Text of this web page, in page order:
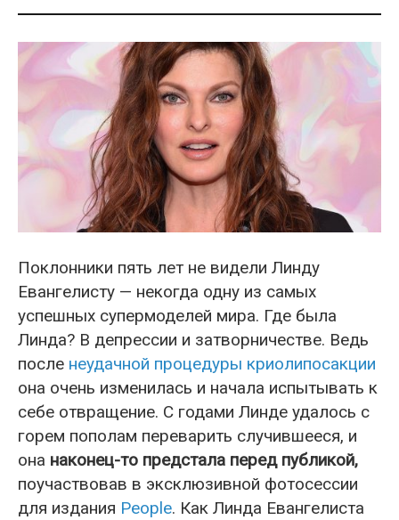
Поклонники пять лет не видели Линду
Евангелисту — некогда одну из самых
успешных супермоделей мира. Где была
Линда? В депрессии и затворничестве. Ведь
после неудачной процедуры криолипосакции
она очень изменилась и начала испытывать к
себе отвращение. С годами Линде удалось с
горем пополам переварить случившееся, и
она наконец-то предстала перед публикой,
поучаствовав в эксклюзивной фотосессии
для издания People. Как Линда Евангелиста